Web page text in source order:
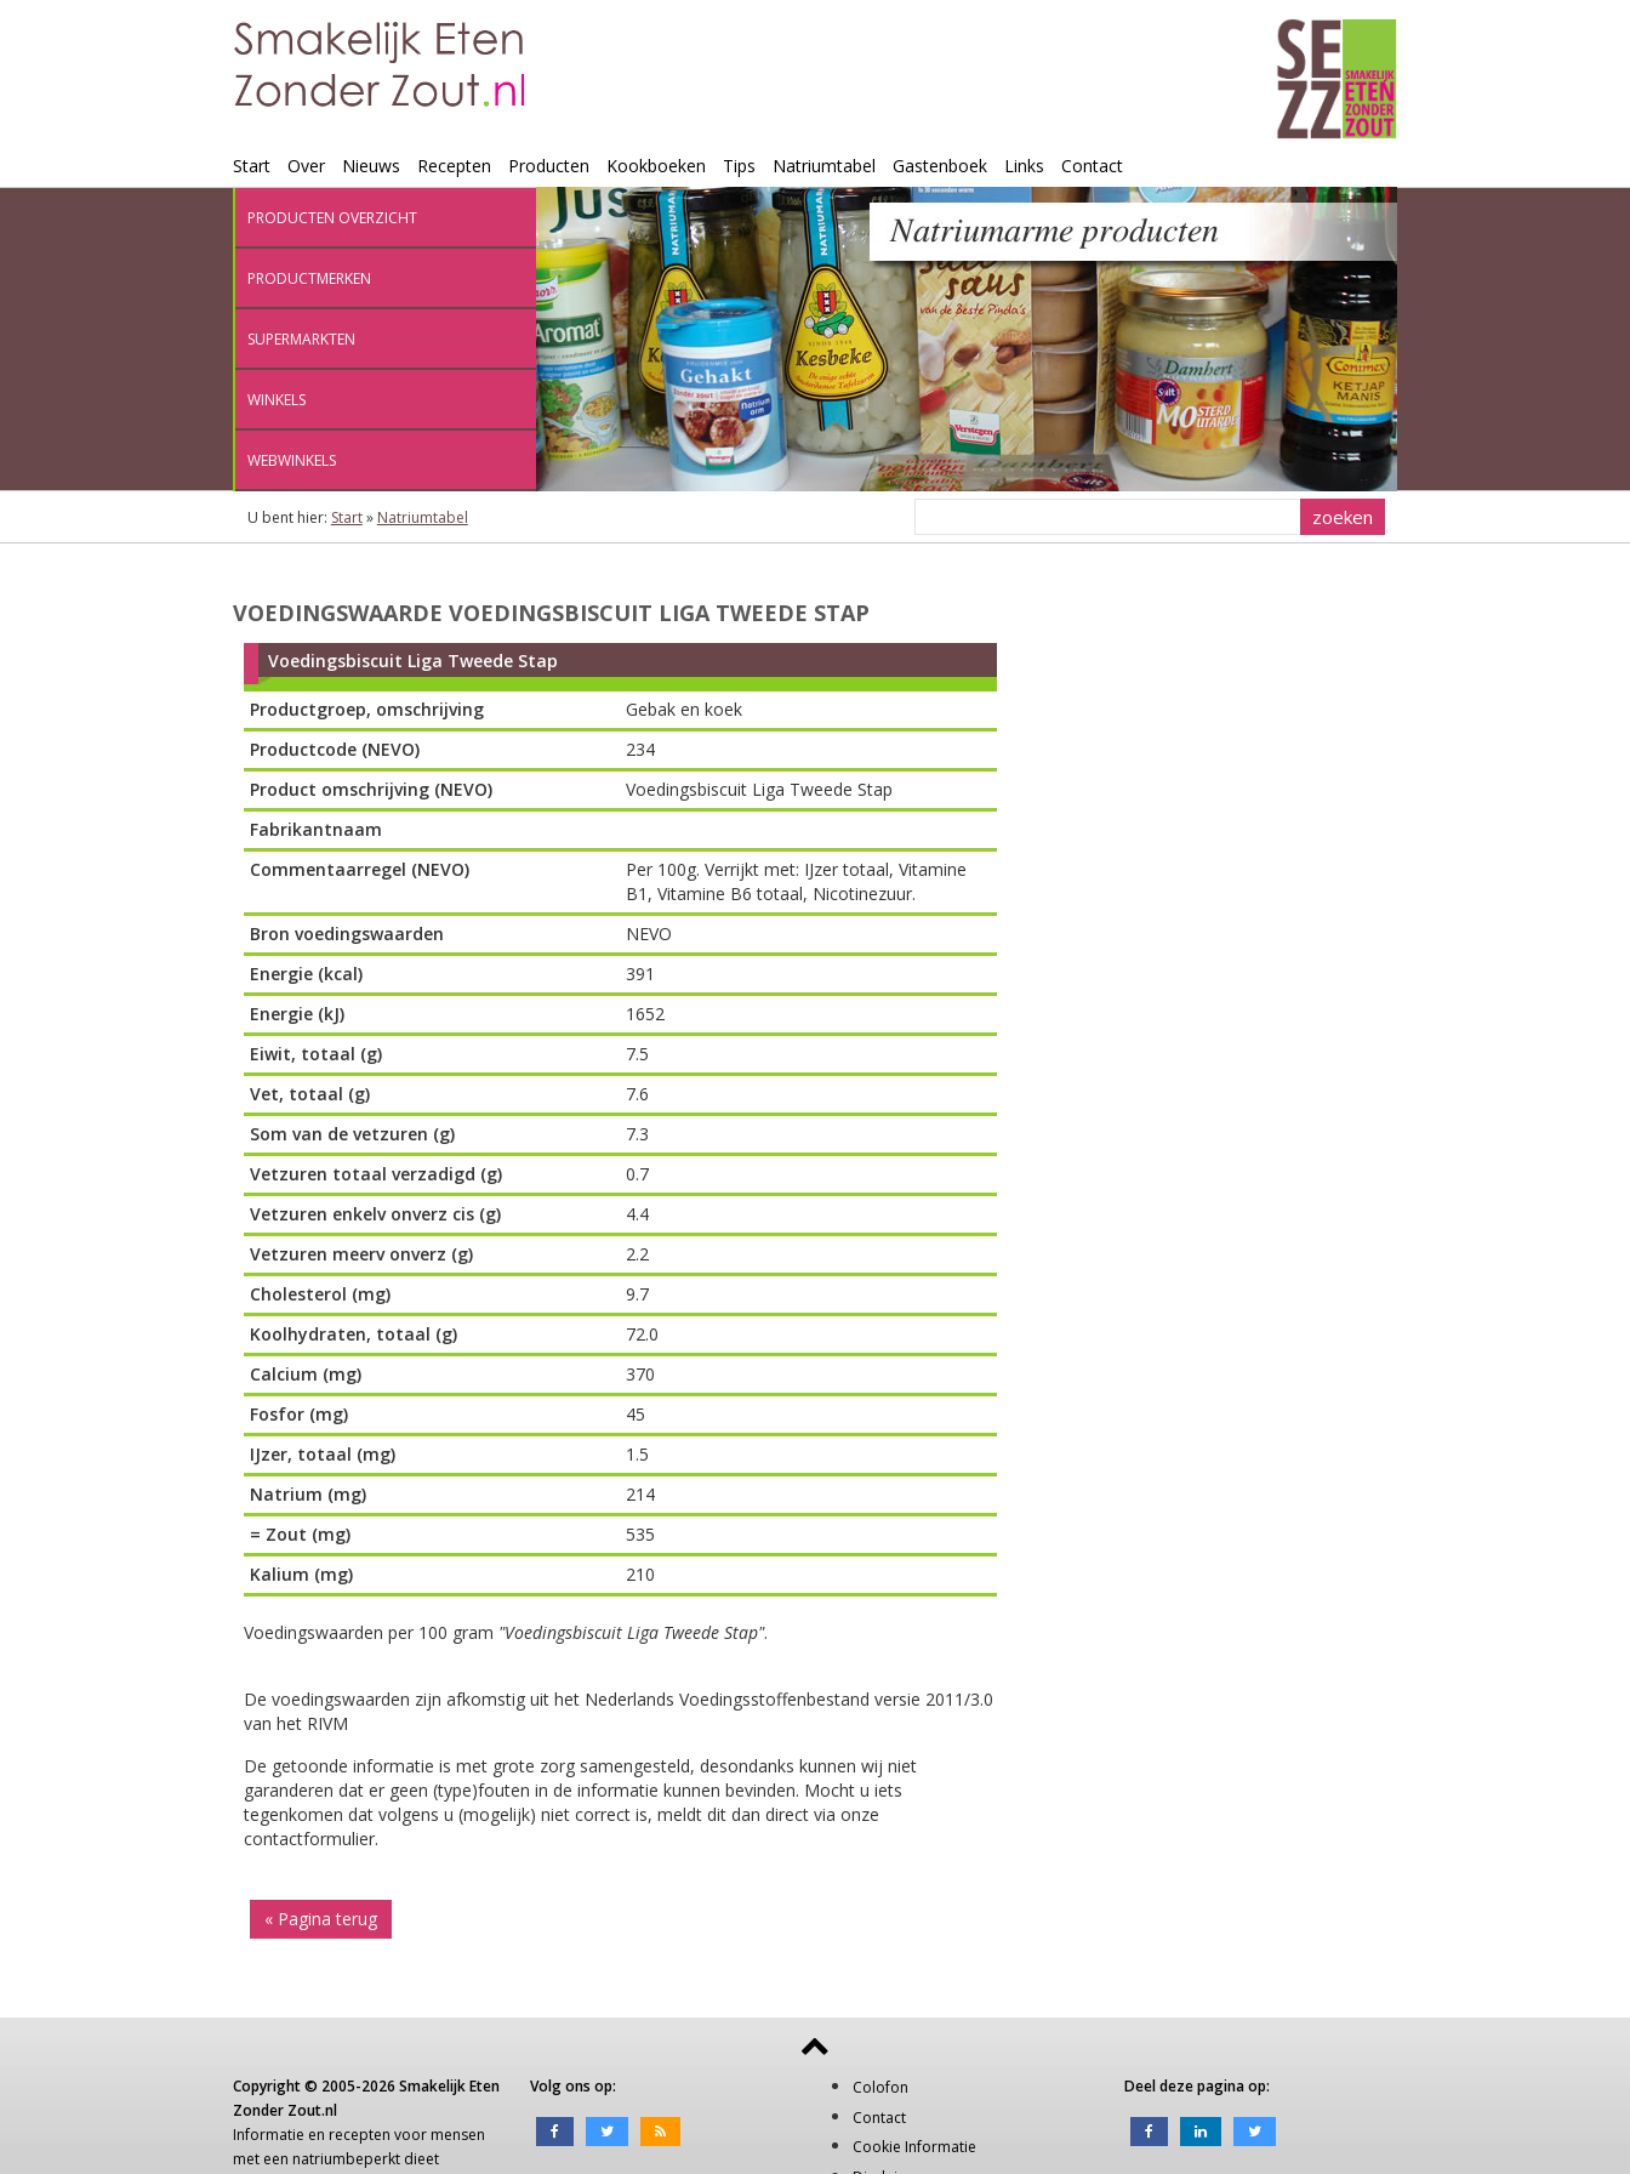
Start Over Nieuws Recepten Producten Kookboeken Tips Natriumtabel Gastenboek Links Contact
PRODUCTEN OVERZICHT
PRODUCTMERKEN
SUPERMARKTEN
WINKELS
WEBWINKELS
U bent hier: Start» Natriumtabel
VOEDINGSWAARDE VOEDINGSBISCUIT LIGA TWEEDE STAP
Voedingsbiscuit Liga Tweede Stap
Productgroep, omschrijving
Gebak en koek
Productcode (NEVO)
234
Product omschrijving (NEVO)
Voedingsbiscuit Liga Tweede Stap
Fabrikantnaam
Commentaarregel (NEVO)
Per 100g. Verrijkt met: IJzer totaal, Vitamine
B1, Vitamine B6 totaal, Nicotinezuur.
Bron voedingswaarden
NEVO
Energie (kcal)
391
Energie (kJ)
1652
Eiwit, totaal (g)
7.5
Vet, totaal (g)
7.6
Som van de vetzuren (g)
7.3
Vetzuren totaal verzadigd (g)
0.7
Vetzuren enkelv onverz cis (g)
4.4
Vetzuren meerv onverz (g)
2.2
Cholesterol (mg)
9.7
Koolhydraten, totaal (g)
72.0
Calcium (mg)
370
Fosfor (mg)
45
IJzer, totaal (mg)
1.5
Natrium (mg)
214
= Zout (mg)
535
Kalium (mg)
210
Voedingswaarden per 100 gram "Voedingsbiscuit Liga Tweede Stap".
De voedingswaarden zijn afkomstig uit het Nederlands Voedingsstoffenbestand versie 2011/3.0
van het RIVM
De getoonde informatie is met grote zorg samengesteld, desondanks kunnen wij niet
garanderen dat er geen (type)fouten in de informatie kunnen bevinden. Mocht u iets
tegenkomen dat volgens u (mogelijk) niet correct is, meldt dit dan direct via onze
contactformulier.
« Pagina terug
Copyright © 2005-2026 Smakelijk Eten
Zonder Zout.nl
Informatie en recepten voor mensen
met een natriumbeperkt dieet
Volg ons op:
Colofon
Contact
Cookie Informatie
Deel deze pagina op: